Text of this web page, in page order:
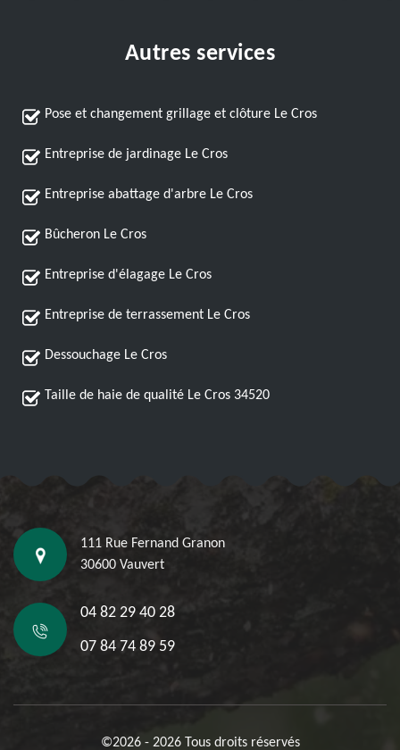
Autres services
Pose et changement grillage et clôture Le Cros
Entreprise de jardinage Le Cros
Entreprise abattage d'arbre Le Cros
Bûcheron Le Cros
Entreprise d'élagage Le Cros
Entreprise de terrassement Le Cros
Dessouchage Le Cros
Taille de haie de qualité Le Cros 34520
111 Rue Fernand Granon
30600 Vauvert
04 82 29 40 28
07 84 74 89 59
©2026 - 2026 Tous droits réservés